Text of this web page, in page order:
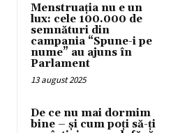
Menstruația nu e un
lux: cele 100.000 de
semnături din
campania “Spune-i pe
nume” au ajuns în
Parlament
13 august 2025
De ce nu mai dormim
bine – și cum poți să-ți